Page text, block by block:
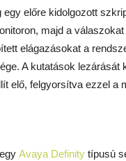
előre kidolgozott
majd a
elágazásokat a
A kutatások lezárását
elő, felgyorsítva ezzel a
Avaya Definity típusú